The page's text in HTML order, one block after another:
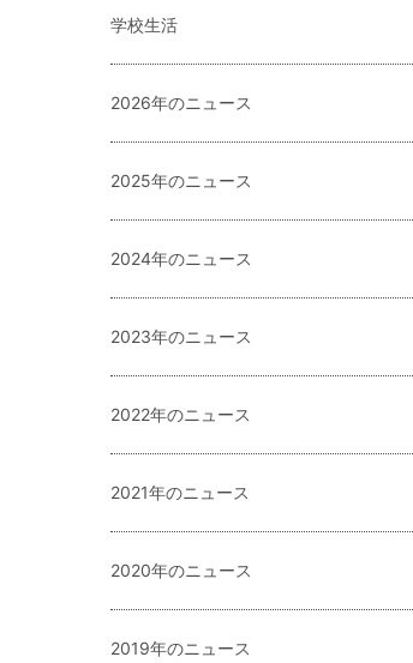
学校生活
2026
2025
2024
2023
2022
2021
2020
2019